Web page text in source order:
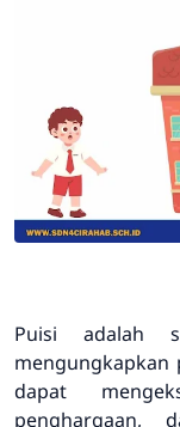
Puisi adalah
mengungkapkan
dapat
penghargaan,